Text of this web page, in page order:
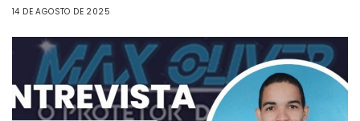
14 DE AGOSTO DE 2025